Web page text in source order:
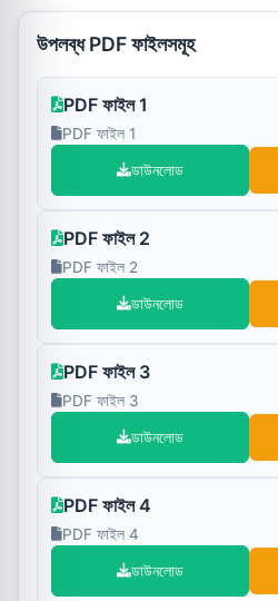
উপলব্ধ PDF ফাইলসমূহ
PDF ফাইল 1
PDF ফাইল 1
ডাউনলোড
PDF ফাইল 2
PDF ফাইল 2
ডাউনলোড
PDF ফাইল 3
PDF ফাইল 3
ডাউনলোড
PDF ফাইল 4
PDF ফাইল 4
ডাউনলোড